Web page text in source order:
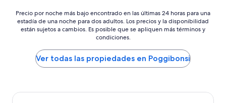
Precio
por
noche
encontrado
24
Precio por noche más bajo encontrado en las últimas 24 horas para una
estadía de una noche para dos adultos. Los precios y la disponibilidad
están sujetos a cambios. Es posible que se apliquen más términos y
condiciones.
Ver todas las propiedades en Poggibonsi